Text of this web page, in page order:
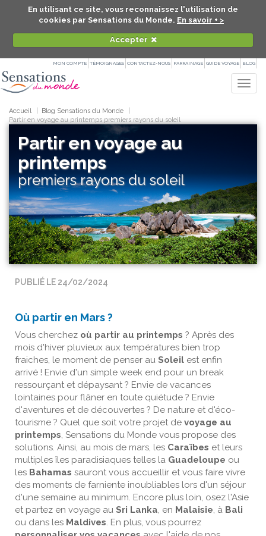
En utilisant ce site, vous reconnaissez l'utilisation de
cookies par Sensations du Monde. En savoir + >
Accepter
MON COMPTE TÉMOIGNAGES CONTACTEZ-NOUS PARRAINAGE GUIDE VOYAGE BLOG
Accueil
Blog Sensations du Monde
Partir en voyage au printemps premiers rayons du soleil
Partir en voyage au
printemps
premiers rayons du soleil
PUBLIÉ LE 24/02/2024
Où partir en Mars ?
Vous cherchez où partir au printemps ? Après des
mois d'hiver pluvieux aux températures bien trop
fraiches, le moment de penser au Soleil est enfin
arrivé ! Envie d'un simple week end pour un break
ressourçant et dépaysant ? Envie de vacances
lointaines pour flâner en toute quiétude ? Envie
d'aventures et de découvertes ? De nature et d'éco-
tourisme ? Quel que soit votre projet de voyage au
printemps, Sensations du Monde vous propose des
solutions. Ainsi, au mois de mars, les Caraïbes et leurs
multiples îles paradisiaques telles la Guadeloupe ou
les Bahamas sauront vous accueillir et vous faire vivre
des moments de farniente inoubliables lors d'un séjour
d'une semaine au minimum. Encore plus loin, osez l'Asie
et partez en voyage au Sri Lanka, en Malaisie, à Bali
ou dans les Maldives. En plus, vous pourrez